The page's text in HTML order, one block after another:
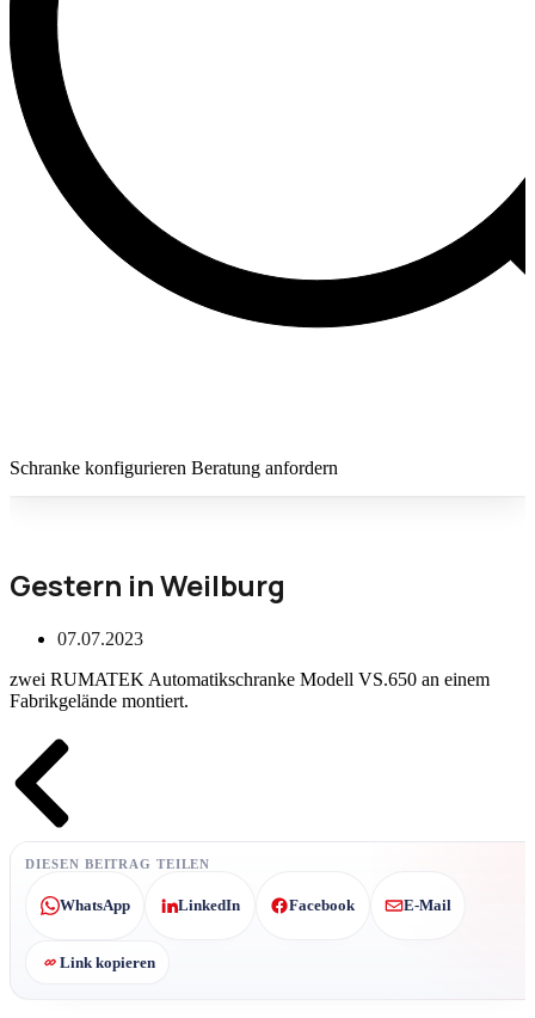
Schranke konfigurieren Beratung anfordern
Gestern in Weilburg
07.07.2023
zwei RUMATEK Automatikschranke Modell VS.650 an einem
Fabrikgelände montiert.
DIESEN BEITRAG TEILEN
WhatsApp LinkedIn Facebook E-Mail
Link kopieren